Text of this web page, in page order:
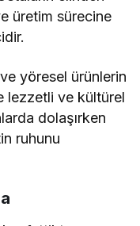
üretim sürecine
yöresel ürünlerin
lezzetli ve kültürel
dolaşırken
ruhunu